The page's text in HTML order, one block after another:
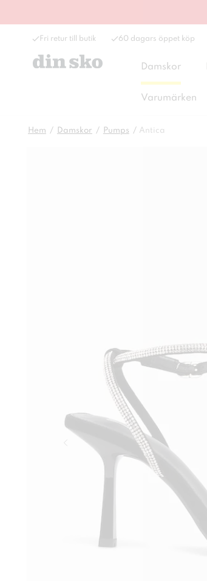
Fri retur till butik 60 dagars öppet köp
Damskor
Varumärken
Hem Damskor Pumps Antica